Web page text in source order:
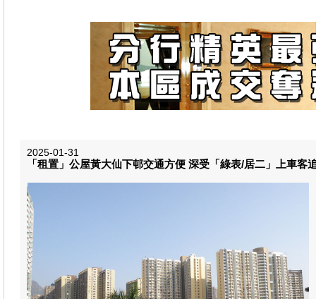
2025-01-31
「租置」公屋黃大仙下邨交通方便 深受「綠表/居二」上車